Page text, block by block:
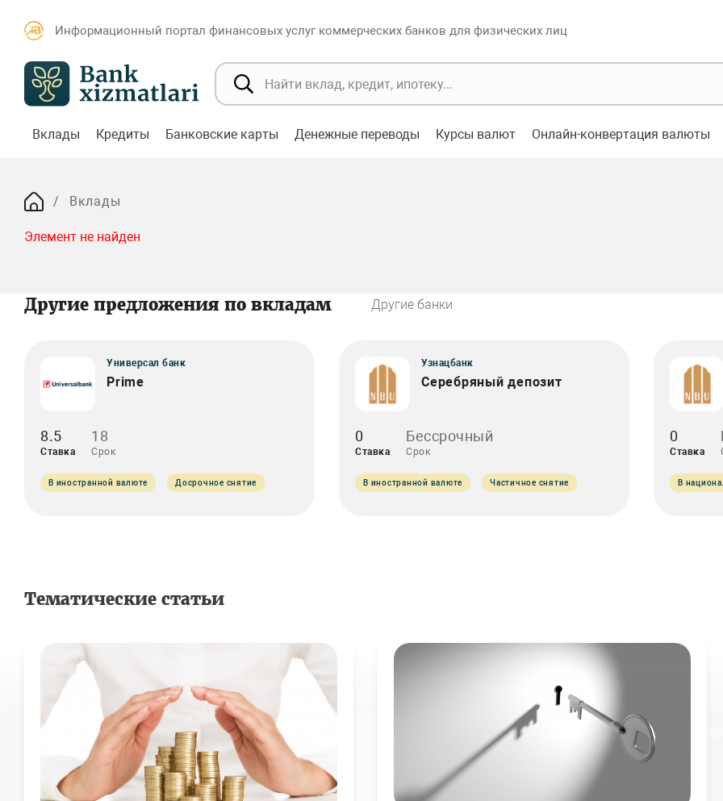
Информационный портал финансовых услуг коммерческих банков для физических лиц
Вклады Кредиты Банковские карты Денежные переводы Курсы валют Онлайн-конвертация валюты
Вклады
Элемент не найден
Другие предложения по вкладам Другие банки
Универсал банк
Prime
8.5
Ставка
18
Срок
В иностранной валюте Досрочное снятие
Узнацбанк
Серебряный депозит
0
Ставка
Бессрочный
Срок
В иностранной валюте Частичное снятие
0
Ставка
В
Тематические статьи